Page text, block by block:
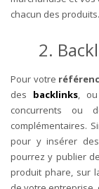
chacun des produits.
2.
Pour votre
des backlinks, ou
concurrents ou
complémentaires.
pour y insérer
pourrez y publier
produit phare, sur